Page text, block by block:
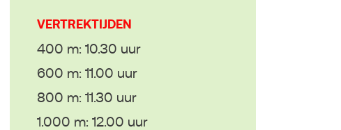
VERTREKTIJDEN
400 m: 10.30 uur
600 m: 11.00 uur
800 m: 11.30 uur
1.000 m: 12.00 uur